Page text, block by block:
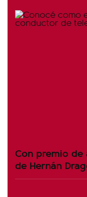
Con premio
de Hernán